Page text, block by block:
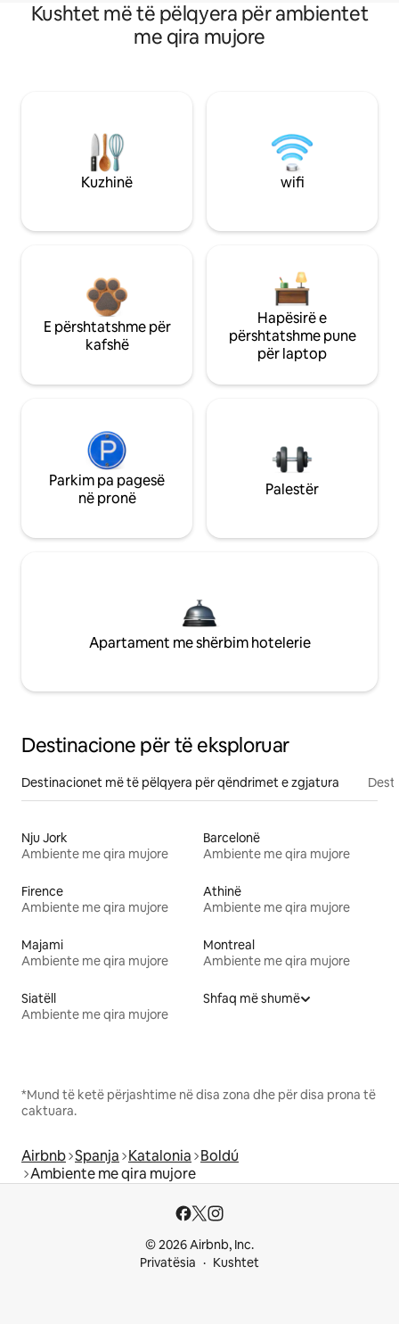
Kushtet më të pëlqyera për ambientet
me qira mujore
Kuzhinë wifi
E përshtatshme për
kafshë
Hapësirë e
përshtatshme pune
për laptop
Parkim pa pagesë
në pronë
Palestër
Apartament me shërbim hotelerie
Destinacione për të eksploruar
Destinacionet më të pëlqyera për qëndrimet e zgjatura
Nju Jork
Ambiente me qira mujore
Barcelonë
Ambiente me qira mujore
Firence
Ambiente me qira mujore
Athinë
Ambiente me qira mujore
Majami
Ambiente me qira mujore
Montreal
Ambiente me qira mujore
Siatëll
Ambiente me qira mujore
Shfaq më shumë
*Mund të ketë përjashtime në disa zona dhe për disa prona të
caktuara.
Airbnb Spanja Katalonia Boldú
Ambiente me qira mujore
© 2026 Airbnb, Inc.
Privatësia
Kushtet